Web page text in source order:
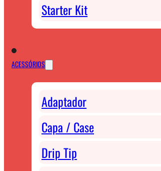
Starter Kit
ACESSÓRIOS
Adaptador
Capa / Case
Drip Tip